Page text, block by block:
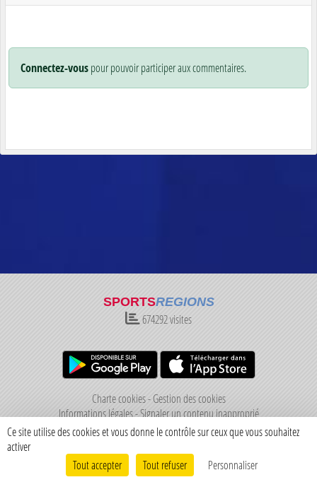
Connectez-vouspour pouvoir participer aux commentaires.
SPORTSREGIONS
674292visites
Charte cookies Gestion des cookies
Informations légales Signaler un contenu inapproprié
Envie de participer ? Connexion
Ce site utilise des cookies et vous donne le contrôle sur ceux que vous souhaitez
activer
Tout accepter
Tout refuser Personnaliser